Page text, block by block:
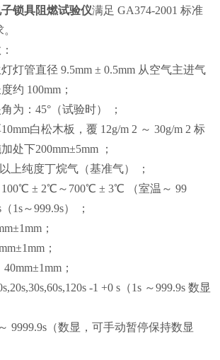
锁具阻燃试验仪满足 GA374-2001 标准
灯管直径 9.5mm ± 0.5mm 从空气主进气
约 100mm；
为：45°（试验时） ；
白松木板，覆 12g/m 2 ～ 30g/m 2 标
处下200mm±5mm ；
上纯度丁烷气（基准气） ；
100℃ ± 2℃～700℃ ± 3℃ （室温～ 99
1s～999.9s） ；
；
；
；
-1 +0 s（1s ～999.9s 数显
9999.9s（数显，可手动暂停保持数显